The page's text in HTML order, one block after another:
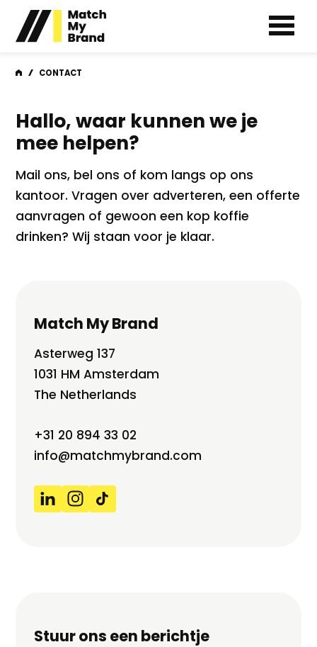
HOME
CONTACT
Hallo, waar kunnenwe je
mee helpen?
Mail ons, bel ons of kom langs op ons
kantoor. Vragen over adverteren, een offerte
aanvragen of gewoon een kop koffie
drinken? Wij staan voor je klaar.
Match My Brand
Asterweg 137
1031 HM Amsterdam
The Netherlands
+31 20 894 33 02
info@matchmybrand.com
Stuur ons een berichtje